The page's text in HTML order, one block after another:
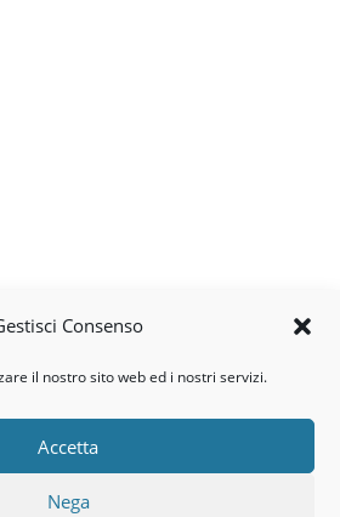
Consenso
il nostro sito web ed i nostri servizi.
Accetta
Nega
14 – 31030